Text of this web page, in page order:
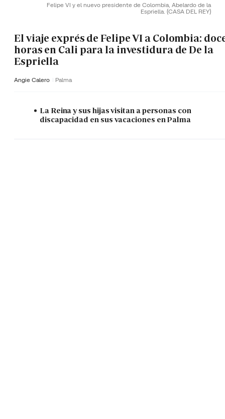
Felipe VI y el nuevo presidente de Colombia, Abelardo de la
Espriella. (CASA DEL REY)
El viaje exprés de Felipe VI a Colombia:
horas en Cali para la investidura de De la
Espriella
Angie Calero Palma
La Reina y sus hijas visitan a personas con
discapacidad en sus vacaciones en Palma